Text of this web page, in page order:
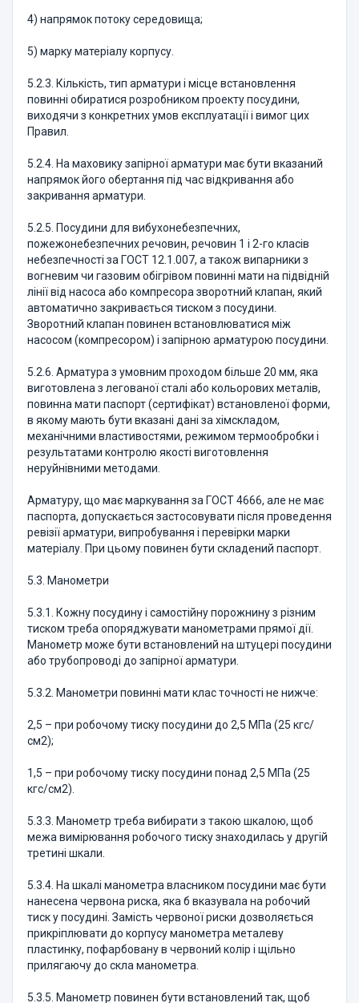
4) напрямок потоку середовища;
5) марку матеріалу корпусу.
5.2.3. Кількість, тип арматури і місце встановлення
повинні обиратися розробником проекту посудини,
виходячи з конкретних умов експлуатації і вимог цих
Правил.
5.2.4. На маховику запірної арматури має бути вказаний
напрямок його обертання під час відкривання або
закривання арматури.
5.2.5. Посудини для вибухонебезпечних,
пожежонебезпечних речовин, речовин 1 і 2-го класів
небезпечності за ГОСТ 12.1.007, а також випарники з
вогневим чи газовим обігрівом повинні мати на підвідній
лінії від насоса або компресора зворотний клапан, який
автоматично закривається тиском з посудини.
Зворотний клапан повинен встановлюватися між
насосом (компресором) і запірною арматурою посудини.
5.2.6. Арматура з умовним проходом більше 20 мм, яка
виготовлена з легованої сталі або кольорових металів,
повинна мати паспорт (сертифікат) встановленої форми,
в якому мають бути вказані дані за хімскладом,
механічними властивостями, режимом термообробки і
результатами контролю якості виготовлення
неруйнівними методами.
Арматуру, що має маркування за ГОСТ 4666, але не має
паспорта, допускається застосовувати після проведення
ревізії арматури, випробування і перевірки марки
матеріалу. При цьому повинен бути складений паспорт.
5.3. Манометри
5.3.1. Кожну посудину і самостійну порожнину з різним
тиском треба опоряджувати манометрами прямої дії.
Манометр може бути встановлений на штуцері посудини
або трубопроводі до запірної арматури.
5.3.2. Манометри повинні мати клас точності не нижче:
2,5 – при робочому тиску посудини до 2,5 МПа (25 кгс/
см2);
1,5 – при робочому тиску посудини понад 2,5 МПа (25
кгс/см2).
5.3.3. Манометр треба вибирати з такою шкалою, щоб
межа вимірювання робочого тиску знаходилась у другій
третині шкали.
5.3.4. На шкалі манометра власником посудини має бути
нанесена червона риска, яка б вказувала на робочий
тиск у посудині. Замість червоної риски дозволяється
прикріплювати до корпусу манометра металеву
пластинку, пофарбовану в червоний колір і щільно
прилягаючу до скла манометра.
5.3.5. Манометр повинен бути встановлений так, щоб